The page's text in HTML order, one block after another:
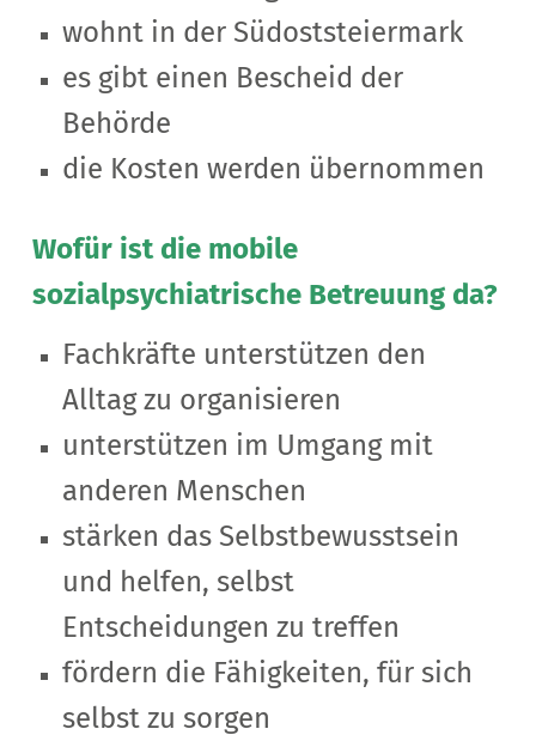
wohnt in der Südoststeiermark
es gibt einen Bescheid der
Behörde
die Kosten werden übernommen
Wofür ist die mobile
sozialpsychiatrische Betreuung da?
Fachkräfte unterstützen den
Alltag zu organisieren
unterstützen im Umgang mit
anderen Menschen
stärken das Selbstbewusstsein
und helfen, selbst
Entscheidungen zu treffen
fördern die Fähigkeiten, für sich
selbst zu sorgen